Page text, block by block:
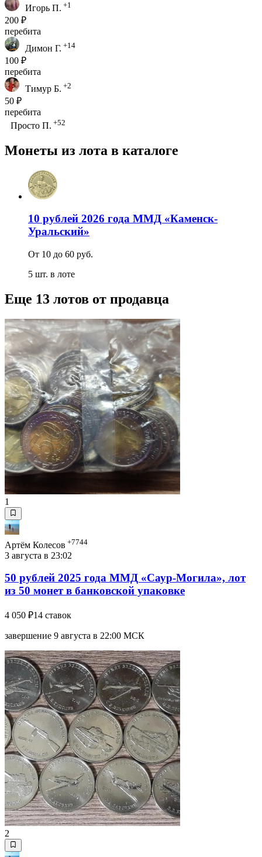
Игорь П. +1
200 ₽
перебита
Димон Г. +14
100 ₽
перебита
Тимур Б. +2
50 ₽
перебита
Просто П. +52
Монеты из лота в каталоге
10 рублей 2026 года ММД «Каменск-
Уральский»
От 10 до 60 руб.
5 шт. в лоте
Еще 13 лотов от продавца
1
Артём Колесов +7744
3 августа в 23:02
50 рублей 2025 года ММД «Саур-Могила», лот
из 50 монет в банковской упаковке
4 050 ₽14 ставок
завершение 9 августа в 22:00 МСК
2